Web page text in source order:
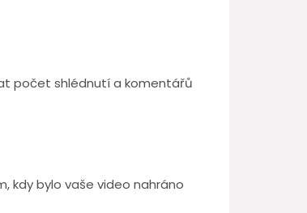
počet shlédnutí a komentářů
kdy bylo vaše video nahráno